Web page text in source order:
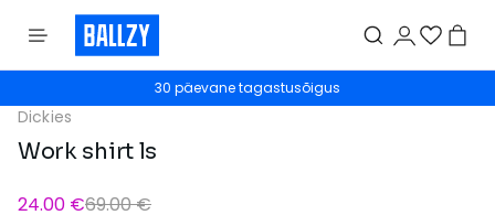
30 päevane tagastusõigus
Dickies
Work shirt ls
24.00 €69.00 €